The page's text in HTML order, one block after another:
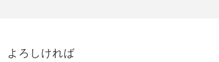
よろしければ